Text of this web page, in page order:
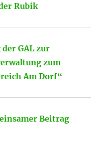
Rubik
GAL zur
zum
Am Dorf“
Beitrag